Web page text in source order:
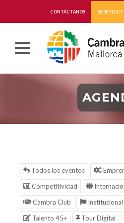
CONTÁCTANOS SEDE
Todos los eventos
Competitividad
Cambra Club
Institucional
Talento 45+
Tour Digital